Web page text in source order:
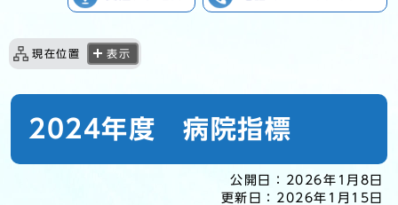
現在位置 表示
2024年度 病院指標
公開日：
2026年1月8日
更新日： 2026年1月15日